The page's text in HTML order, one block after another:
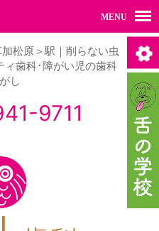
松原＞駅｜削らない虫
ィ歯科･障がい児の歯科
し
9711